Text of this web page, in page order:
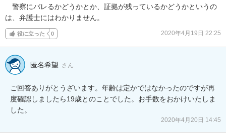
警察にバレるかどうかとか、証拠が残っているかどうかというの
は、弁護士にはわかりません。
役に立った 0 2020年4月19日 22:25
匿名希望 さん
ご回答ありがとうざいます。年齢は定かではなかったのですが再
度確認しましたら19歳とのことでした。お手数をおかけいたしま
した。
2020年4月20日 14:45